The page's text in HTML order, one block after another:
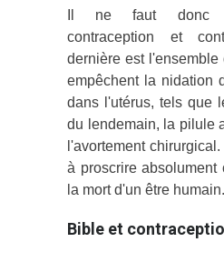
Il ne faut donc
contraception et
dernière est l'ensemble
empêchent la nidation
dans l'utérus, tels que
du lendemain, la pilule
l'avortement
à proscrire absolument
la mort d'un être humain.
Bible et